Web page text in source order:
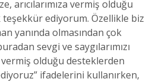
arıcılarımıza vermiş olduğu
teşekkür ediyorum. Özellikle biz
yanında olmasından çok
sevgi ve saygılarımızı
olduğu desteklerden
ifadelerini kullanırken,